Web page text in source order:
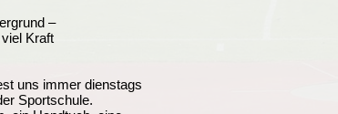
–
Kraft
uns immer dienstags
Sportschule.